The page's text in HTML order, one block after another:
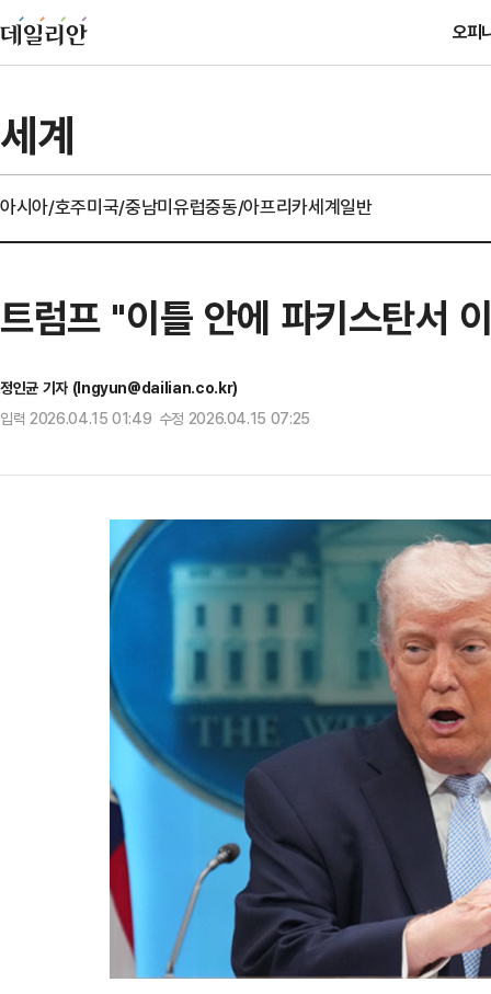
오피
세계
아시아/호주미국/중남미유럽중동/아프리카세계일반
트럼프 "이틀 안에 파키스탄서
정인균 기자 (Ingyun@dailian.co.kr)
입력 2026.04.15 01:49 수정 2026.04.15 07:25